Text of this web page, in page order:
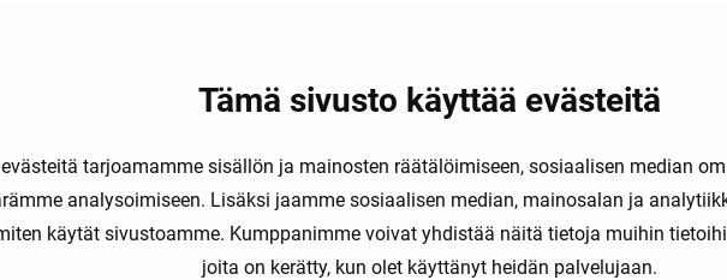
Tämä sivusto käyttää evästeitä
tarjoamamme sisällön ja mainosten räätälöimiseen, sosiaalisen median
analysoimiseen. Lisäksi jaamme sosiaalisen median, mainosalan ja
käytät sivustoamme. Kumppanimme voivat yhdistää näitä tietoja muihin
joita on kerätty, kun olet käyttänyt heidän palvelujaan.
Monipuoliset maksutavat Nopeat toimitusajat
YHTEYSTIEDOT TUOTERYHMÄT